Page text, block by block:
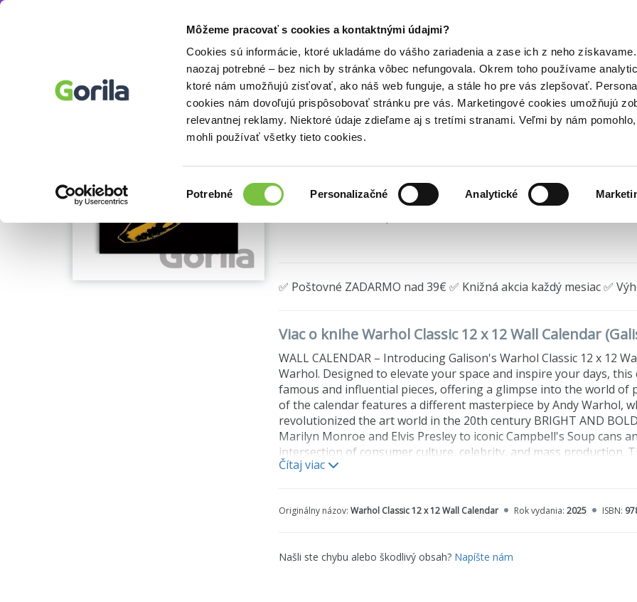
Môžeme pracovať s cookies a kontaktnými údajmi?
Cookies sú informácie, ktoré ukladáme do vášho zariadenia a zase ich z neho
naozaj potrebné – bez nich by stránka vôbec nefungovala. Okrem toho používame
ktoré nám umožňujú zisťovať, ako náš web funguje, a stále ho pre vás zlepšovať.
cookies nám dovoľujú prispôsobovať stránku pre vás. Marketingové cookies umožňujú
relevantnej reklamy. Niektoré údaje zdieľame aj s tretími stranami. Veľmi by nám
mohli používať všetky tieto cookies.
súhlasu
Potrebné Personalizačné Analytické
Doplnky
Zápisníky, kalendáre Nástenné kalendáre Umelecké Warhol Classic 12 x 12...
Warhol Classic 12 x 12
Galison•Galison
✅ Poštovné ZADARMO nad 39€ ✅ Knižná akcia každý mesiac ✅
Viac o knihe Warhol Classic 12 x 12 Wall Calendar
WALL CALENDAR – Introducing Galison's Warhol Classic 12 x 12
Warhol. Designed to elevate your space and inspire your days,
famous and influential pieces, offering a glimpse into the world of
of the calendar features a different masterpiece by Andy Warhol,
revolutionized the art world in the 20th century BRIGHT AND
Marilyn Monroe and Elvis Presley to iconic Campbell's Soup cans
intersection of consumer culture, celebrity, and mass production.
ability to challenge traditional notions of art and blur the
including friends, family, coworkers, and acquaintances, this
With large, easy-to-read date grids and plenty of space for notes
Čítaj viac
Originálny názov: Warhol Classic 12 x 12 Wall Calendar Rok vydania: 2025 ISBN:
Našli ste chybu alebo škodlivý obsah? Napíšte nám